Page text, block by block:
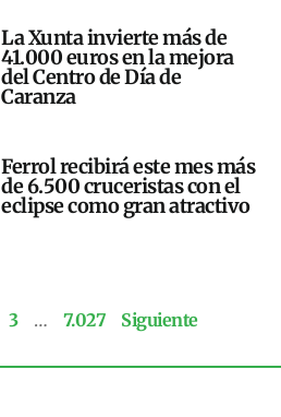
La Xunta invierte más de
41.000 euros en la mejora
del Centro de Día de
Caranza
Ferrol recibirá este mes más
de 6.500 cruceristas con el
eclipse como gran atractivo
3 … 7.027 Siguiente